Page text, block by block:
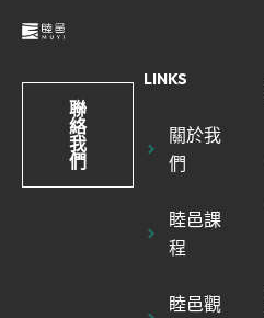
聯
絡
我
們
LINKS
關於我
們
睦邑課
程
睦邑觀